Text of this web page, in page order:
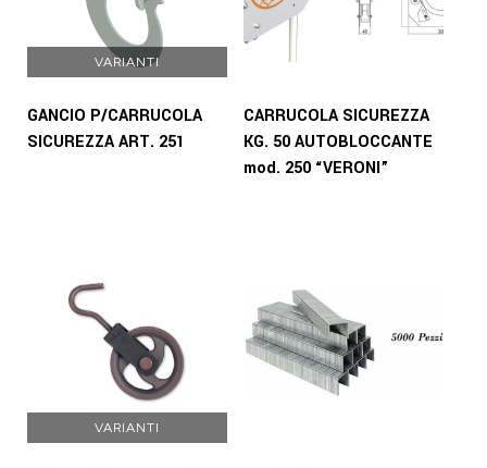
VARIANTI
GANCIO P/CARRUCOLA
SICUREZZA ART. 251
CARRUCOLA SICUREZZA
KG. 50 AUTOBLOCCANTE
mod. 250 “VERONI”
VARIANTI